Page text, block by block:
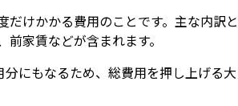
けかかる費用のことです。主な内訳
家賃などが含まれます。
にもなるため、総費用を押し上げる